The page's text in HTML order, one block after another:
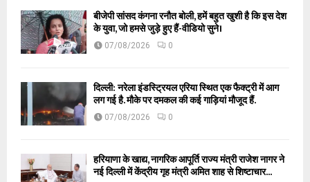
बीजेपी सांसद कंगना रनौत बोली, हमें बहुत खुशी है कि इस देश
के युवा, जो हमसे जुड़े हुए हैं-वीडियो सुने।
07/08/2026 0
दिल्ली: नरेला इंडस्ट्रियल एरिया स्थित एक फैक्ट्री में आग
लग गई है. मौके पर दमकल की कई गाड़ियां मौजूद हैं.
07/08/2026 0
हरियाणा के खाद्य, नागरिक आपूर्ति राज्य मंत्री राजेश नागर ने
नई दिल्ली में केंद्रीय गृह मंत्री अमित शाह से शिष्टाचार...